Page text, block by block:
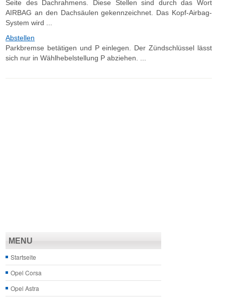
Seite des Dachrahmens. Diese Stellen sind durch das Wort
AIRBAG an den Dachsäulen gekennzeichnet. Das Kopf-Airbag-
System wird ...
Abstellen
Parkbremse betätigen und P einlegen. Der Zündschlüssel lässt
sich nur in Wählhebelstellung P abziehen. ...
MENU
Startseite
Opel Corsa
Opel Astra